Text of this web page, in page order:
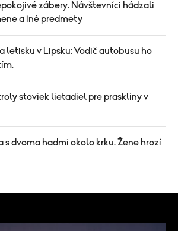
zábery. Návštevníci hádzali
a iné predmety
letisku v Lipsku: Vodič autobusu ho
stoviek lietadiel pre praskliny v
s dvoma hadmi okolo krku. Žene hrozí